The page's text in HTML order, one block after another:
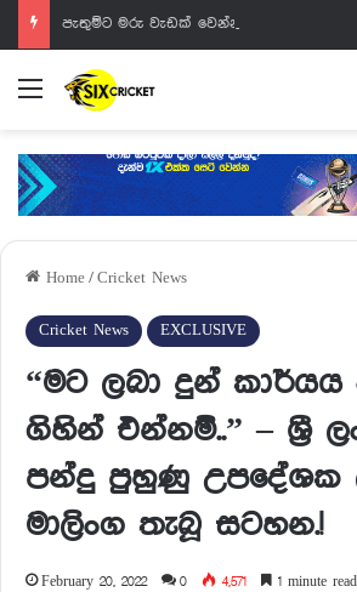
පැතුම්ට මරු වැඩක් වෙන්නයි යන්නේ
Menu
Home / Cricket News
Cricket News EXCLUSIVE
“මට ලබා දුන් කාර්යය
ගිහින් එන්නම්..” – ශ්‍රී
පන්දු පුහුණු උපදේශක
මාලිංග තැබූ සටහන.!
February 20, 2022 0 4,571 1 minute read